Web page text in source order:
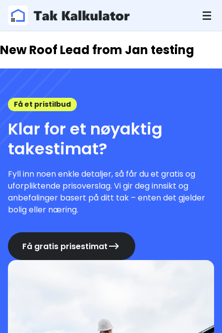
New Roof Lead from Jan testing
Få et pristilbud
Klar for et nøyaktig
takestimat?
Fyll inn noen enkle detaljer, så får du et gratis og
uforpliktende prisoverslag. Vi gir deg innsikt og
anbefalinger basert på ditt tak – enten det gjelder
bolig eller næring.
Få gratis prisestimat